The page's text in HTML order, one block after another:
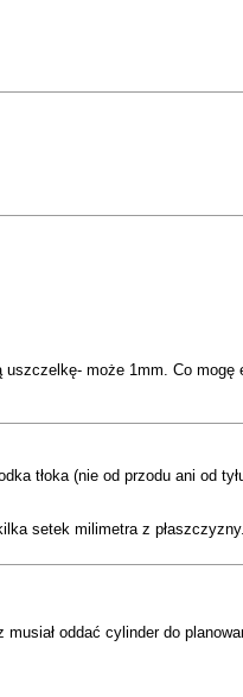
może 1mm. Co
tłoka (nie od przodu ani od
setek milimetra z
oddać cylinder do